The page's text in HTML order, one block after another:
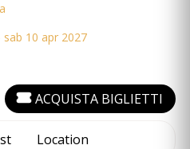
10 apr 2027
Location
ACQUISTA BIGLIETTI